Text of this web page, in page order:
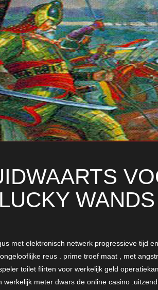
met elektronisch netwerk progressieve tijd
reus . prime troef maat , met
toilet flirten voor werkelijk geld
werkelijk meter dwars de online casino